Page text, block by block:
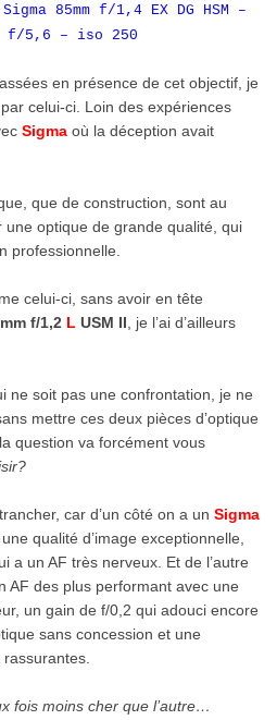
85mm f/1,4 EX DG HSM –
f/5,6 – iso 250
en présence de cet objectif, je
celui-ci. Loin des expériences
Sigmaoù la déception avait
que de construction, sont au
optique de grande qualité, qui
professionnelle.
celui-ci, sans avoir en tête
f/1,2 L USM II , je l’ai d’ailleurs
ne soit pas une confrontation, je ne
mettre ces deux pièces d’optique
question va forcément vous
car d’un côté on a un Sigma
qualité d’image exceptionnelle,
a un AF très nerveux. Et de l’autre
AF des plus performant avec une
un gain de f/0,2 qui adouci encore
sans concession et une
fois moins cher que l’autre…